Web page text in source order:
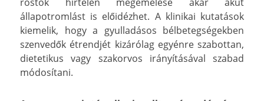
állapotromlást is előidézhet. A klinikai kutatások
kiemelik, hogy a gyulladásos bélbetegségekben
szenvedők étrendjét kizárólag egyénre szabottan,
dietetikus vagy szakorvos irányításával szabad
módosítani.